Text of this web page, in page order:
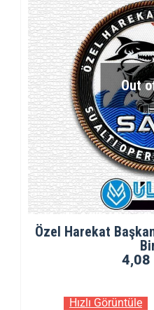
Out
Özel Harekat
4,08
Hızlı Görüntüle